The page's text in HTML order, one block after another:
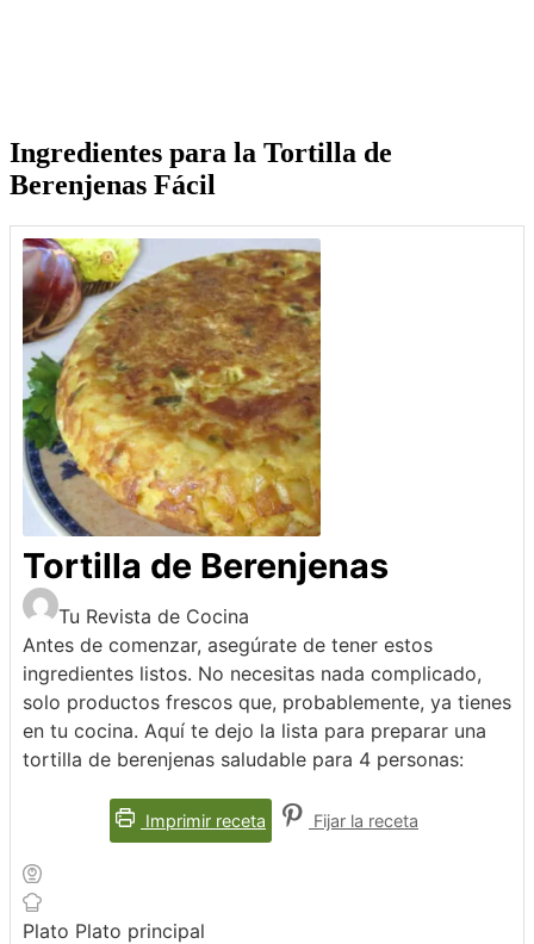
Ingredientes para la Tortilla de
Berenjenas Fácil
Tortilla de Berenjenas
Tu Revista de Cocina
Antes de comenzar, asegúrate de tener estos
ingredientes listos. No necesitas nada complicado,
solo productos frescos que, probablemente, ya tienes
en tu cocina. Aquí te dejo la lista para preparar una
tortilla de berenjenas saludable para 4 personas:
Imprimir receta Fijar la receta
Plato Plato principal